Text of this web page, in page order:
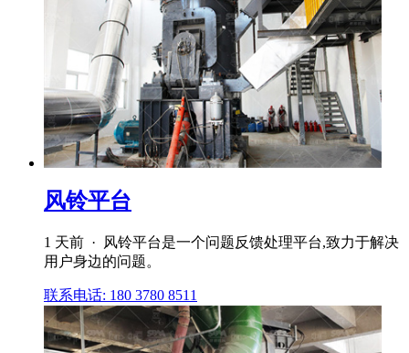
风铃平台
1 天前 · 风铃平台是一个问题反馈处理平台,致力于解决
用户身边的问题。
联系电话: 180 3780 8511